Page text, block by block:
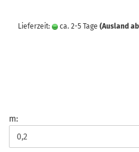
Lieferzeit: ca. 2-5 Tage (Ausland
m: